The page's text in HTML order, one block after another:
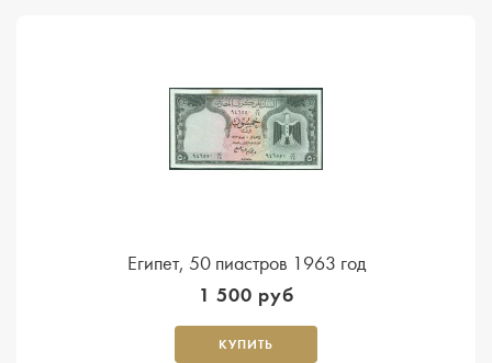
Египет, 50 пиастров 1963 год
1 500 руб
КУПИТЬ